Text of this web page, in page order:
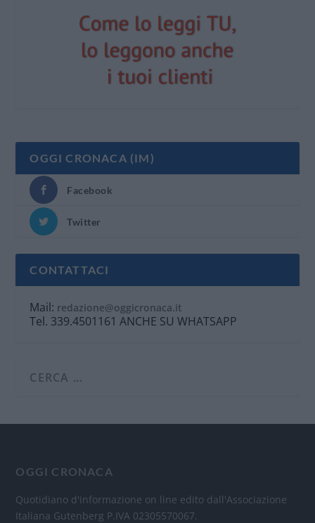
OGGI CRONACA (IM)
Facebook
Twitter
CONTATTACI
Mail: redazione@oggicronaca.it
Tel. 339.4501161 ANCHE SU WHATSAPP
OGGI CRONACA
Quotidiano d'informazione on line edito dall'Associazione
Italiana Gutenberg P.IVA 02305570067.